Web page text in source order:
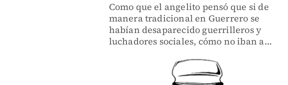
Como que el angelito pensó que si de
manera tradicional en Guerrero se
habían desaparecido guerrilleros y
luchadores sociales, cómo no iban a